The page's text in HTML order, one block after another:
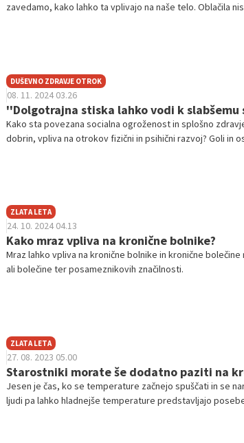
zavedamo, kako lahko ta vplivajo na naše telo. Oblačila
DUŠEVNO ZDRAVJE OTROK
08. 11. 2024 03.26
''Dolgotrajna stiska lahko vodi k slabšemu
Kako sta povezana socialna ogroženost in splošno
dobrin, vpliva na otrokov fizični in psihični razvoj? Goli in
ZLATA LETA
24. 10. 2024 04.13
Kako mraz vpliva na kronične bolnike?
Mraz lahko vpliva na kronične bolnike in kronične
ali bolečine ter posameznikovih značilnosti.
ZLATA LETA
27. 08. 2023 05.00
Starostniki morate še dodatno paziti na
Jesen je čas, ko se temperature začnejo spuščati in se
ljudi pa lahko hladnejše temperature predstavljajo